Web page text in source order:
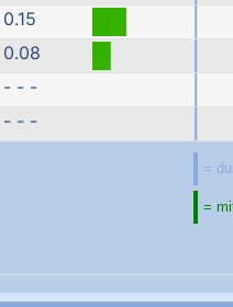
0.15
0.08
- - -
- - -